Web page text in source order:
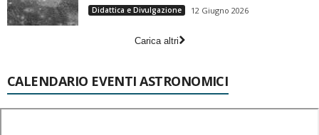
Didattica e Divulgazione 12 Giugno 2026
Carica altri
CALENDARIO EVENTI ASTRONOMICI